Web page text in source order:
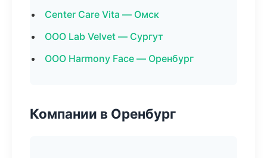
Center Care Vita — Омск
ООО Lab Velvet — Сургут
ООО Harmony Face — Оренбург
Компании в Оренбург